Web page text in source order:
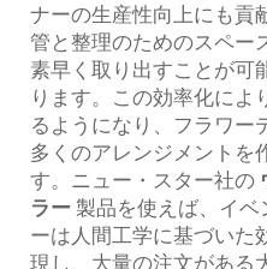
ナーの生産性向上にも貢
管と整理のためのスペー
素早く取り出すことが可
ります。この効率化によ
るようになり、フラワー
多くのアレンジメントを
す。ニュー・スター社の
ラー 製品を使えば、イ
ーは人間工学に基づいた
現し、大量の注文がある